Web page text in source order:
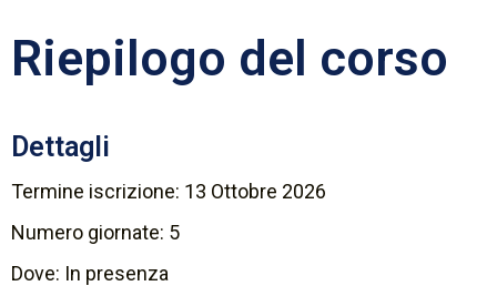
Riepilogo del corso
Dettagli
Termine iscrizione: 13 Ottobre 2026
Numero giornate: 5
Dove: In presenza